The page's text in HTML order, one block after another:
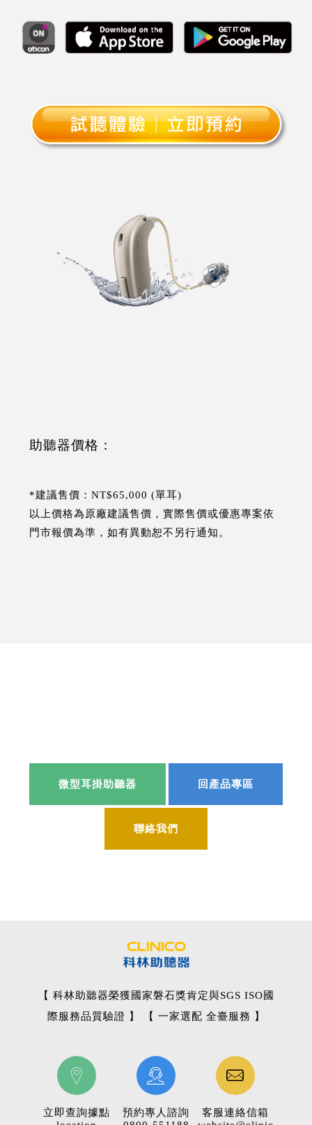
助聽器價格：
*建議售價：NT$65,000 (單耳)
以上價格為原廠建議售價，實際售價或優惠專案依
門市報價為準，如有異動恕不另行通知。
微型耳掛助聽器 回產品專區
聯絡我們
【 科林助聽器榮獲國家磐石獎肯定與SGS ISO國
際服務品質驗證 】 【 一家選配 全臺服務 】
立即查詢據點
預約專人諮詢
客服連絡信箱